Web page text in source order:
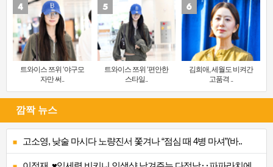
트와이스 쯔위 ‘야구모
자만 써..
트와이스 쯔위 ‘편안한
스타일..
김희애, 세월도 비켜간
고품격 ..
깜짝 뉴스
고소영, 낮술 마시다 노량진서 쫓겨나 “점심 때 4병 마셔”(바..